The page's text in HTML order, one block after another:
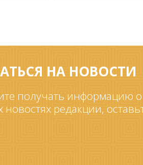
НА НОВОСТИ
получать информацию
новостях редакции,